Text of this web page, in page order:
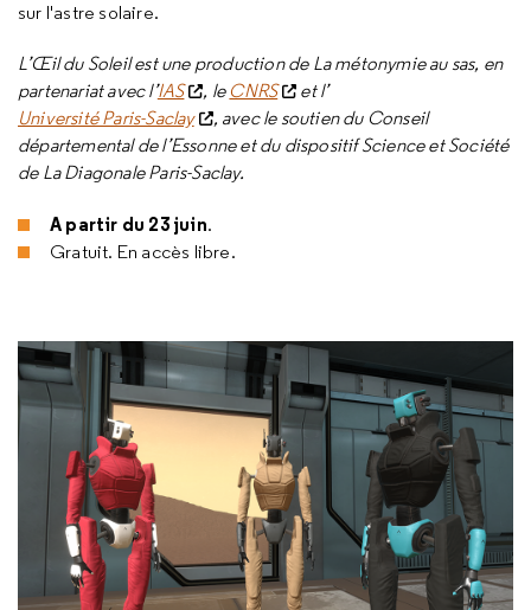
sur l'astre solaire.
L’Œil du Soleil est une production de La métonymie au sas, en
partenariat avec l’IAS , le CNRS
et l’
Université Paris-Saclay
, avec le soutien du Conseil
départemental de l’Essonne et du dispositif Science et Société
de La Diagonale Paris-Saclay.
A partir du 23 juin.
Gratuit. En accès libre.